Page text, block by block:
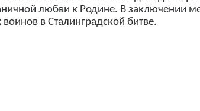
любви к Родине. В заключении
в Сталинградской битве.